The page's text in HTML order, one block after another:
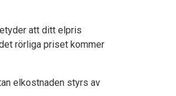
att ditt elpris
rörliga priset kommer
elkostnaden styrs av